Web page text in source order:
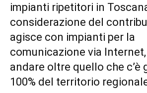
impianti ripetitori in
considerazione del
agisce con impianti per la
comunicazione via
andare oltre quello che c’è
100% del territorio